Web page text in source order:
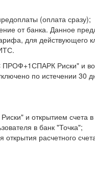
(оплата сразу);
от банка. Данное
для действующего
ПРОФ+1СПАРК Риски" и
по истечении 30
и открытием счета в
в банк "Точка";
расчетного